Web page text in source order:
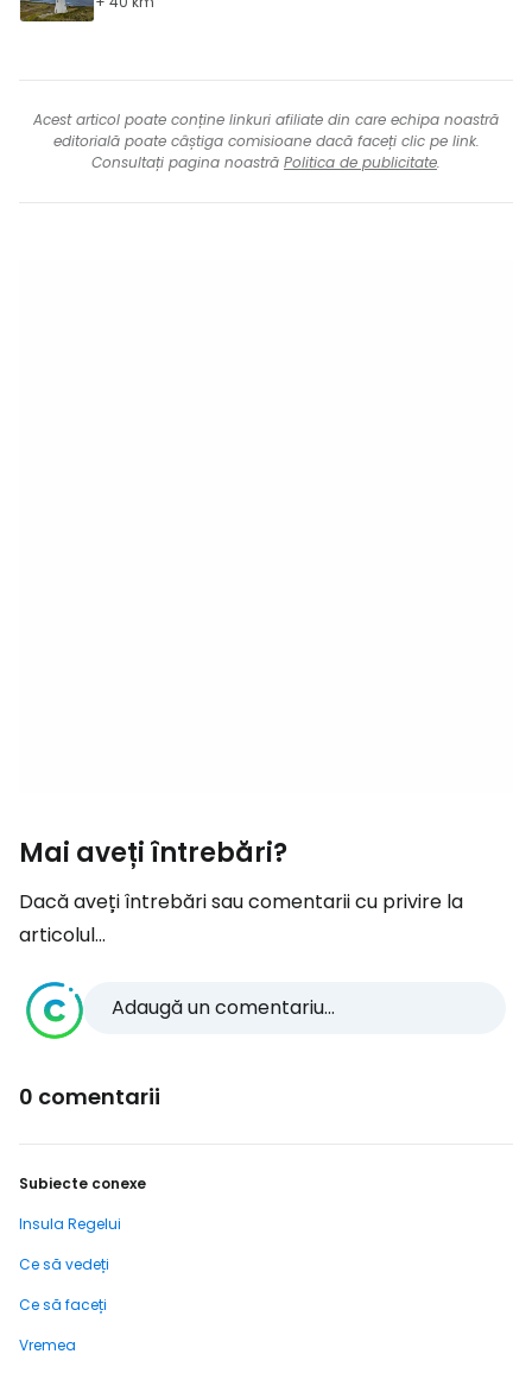
Acest articol poate conține linkuri afiliate din care echipa noastră
editorială poate câștiga comisioane dacă faceți clic pe link.
Consultați pagina noastră Politica de publicitate.
Mai aveți întrebări?
Dacă aveți întrebări sau comentarii cu privire la
articolul...
Adaugă un comentariu...
0 comentarii
Subiecte conexe
Insula Regelui
Ce să vedeți
Ce să faceți
Vremea